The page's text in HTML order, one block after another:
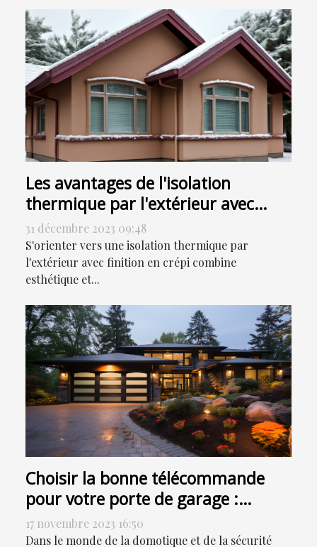
Les avantages de l'isolation
thermique par l'extérieur avec
finition en crépi
31 décembre 2023 09:48
S'orienter vers une isolation thermique par
l'extérieur avec finition en crépi combine
esthétique et...
Choisir la bonne télécommande
pour votre porte de garage :
critères et options
17 novembre 2023 16:50
Dans le monde de la domotique et de la sécurité